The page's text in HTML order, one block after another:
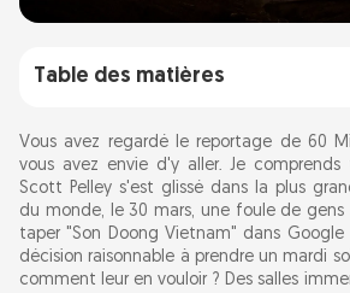
Table des matières
Ce que 60 Minutes a vraiment
que le reportage a laissé de
Comment la réservation de
fonctionne vraiment
Vous avez regardé le reportage de 60
vous avez envie d'y aller. Je comprends
Scott Pelley s'est glissé dans la plus
du monde, le 30 mars, une foule de gens
taper "Son Doong Vietnam" dans
décision raisonnable à prendre un mardi
comment leur en vouloir ? Des salles